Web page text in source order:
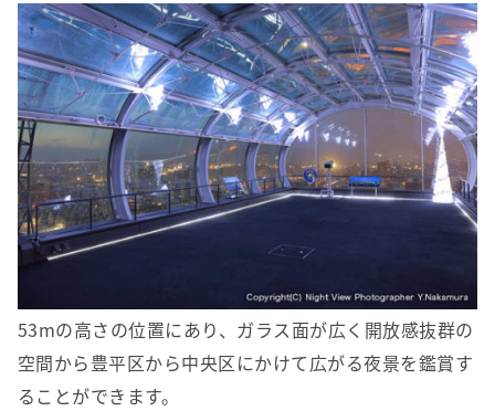
53mの高さの位置にあり、ガラス面が広く開放感抜群の
空間から豊平区から中央区にかけて広がる夜景を鑑賞す
ることができます。